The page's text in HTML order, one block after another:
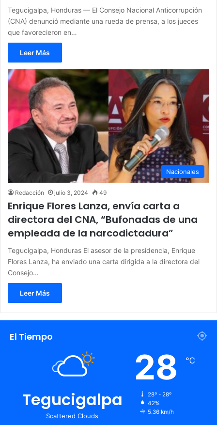
Tegucigalpa, Honduras — El Consejo Nacional Anticorrupción
(CNA) denunció mediante una rueda de prensa, a los jueces
que favorecieron en…
Leer Más
Nacionales
Redacción julio 3, 2024 49
Enrique Flores Lanza, envía carta a
directora del CNA, “Bufonadas de una
empleada de la narcodictadura”
Tegucigalpa, Honduras El asesor de la presidencia, Enrique
Flores Lanza, ha enviado una carta dirigida a la directora del
Consejo…
Leer Más
El Tiempo
Tegucigalpa
Scattered Clouds
28 ℃
28º - 28º
42%
5.36 km/h